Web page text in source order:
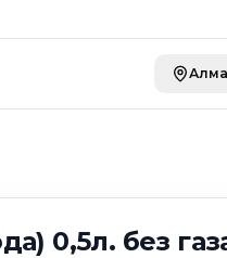
0,5л. без
газа